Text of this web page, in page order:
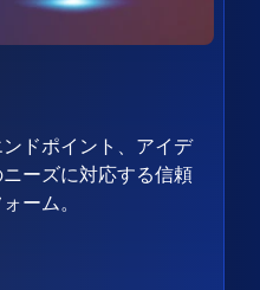
ドポイント、アイデ
ーズに対応する信頼
ーム。